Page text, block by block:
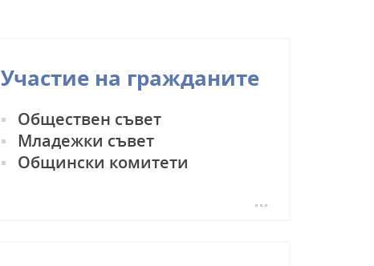
КМЕТСТВО
Участие на гражданите
Обществен съвет
Младежки съвет
Общински комитети